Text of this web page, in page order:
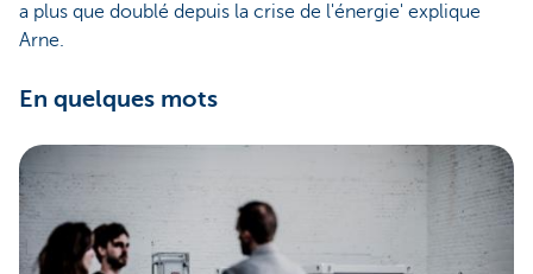
a plus que doublé depuis la crise de l'énergie' explique
Arne.
En quelques mots